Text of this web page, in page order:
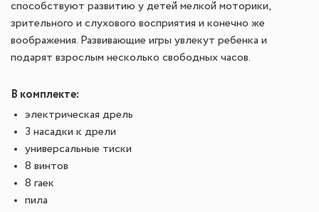
способствуют развитию у детей мелкой моторики,
зрительного и слухового восприятия и конечно же
воображения. Развивающие игры увлекут ребенка и
подарят взрослым несколько свободных часов.
В комплекте:
электрическая дрель
3 насадки к дрели
универсальные тиски
8 винтов
8 гаек
пила